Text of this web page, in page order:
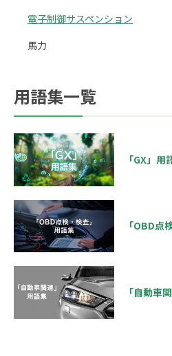
電子制御サスペンション
馬力
用語集一覧
「GX」用
「OBD点
「自動車